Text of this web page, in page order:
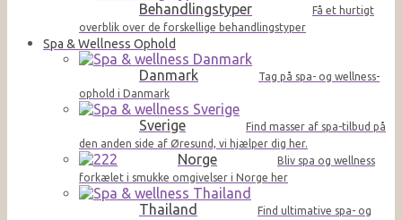
Behandlingstyper
Få et hurtigt
overblik over de forskellige behandlingstyper
Spa & Wellness Ophold
Danmark
Tag på spa- og wellness-
ophold i Danmark
Sverige
Find masser af spa-tilbud på
den anden side af Øresund, vi hjælper dig her.
Norge
Bliv spa og wellness
forkælet i smukke omgivelser i Norge her
Thailand
Find ultimative spa- og